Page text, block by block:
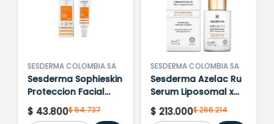
Más reciente
SESDERMA COLOMBIA SA
Sesderma Sophieskin
Proteccion Facial
Kids Hypoallergenic
Spf 500 Moisturising
$ 43.800$54.737
SESDERMA COLOMBIA SA
Sesderma Azelac Ru
Serum Liposomal x
30ml
$ 213.000$266.214